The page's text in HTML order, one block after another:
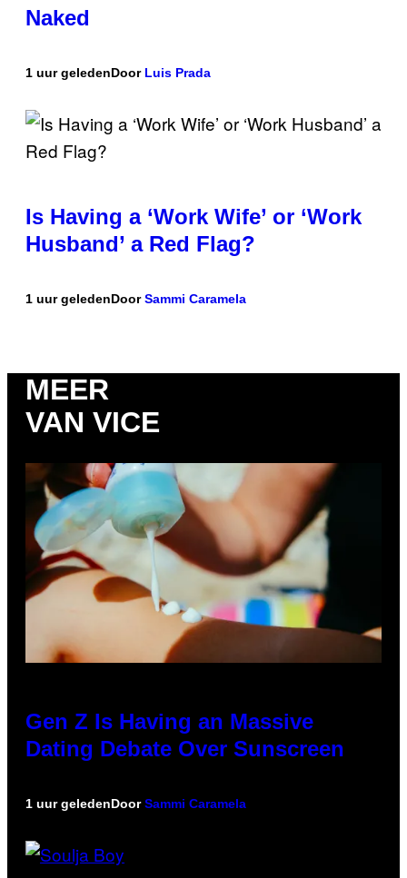
Naked
1 uur geledenDoor Luis Prada
Is Having a ‘Work Wife’ or ‘Work
Husband’ a Red Flag?
1 uur geledenDoorSammi Caramela
MEER
VAN VICE
Gen Z Is Having an Massive
Dating Debate Over Sunscreen
1 uur geledenDoorSammi Caramela